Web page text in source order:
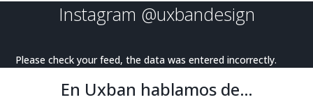
Instagram @uxbandesign
Please check your feed, the data was entered incorrectly.
En Uxban hablamos de…